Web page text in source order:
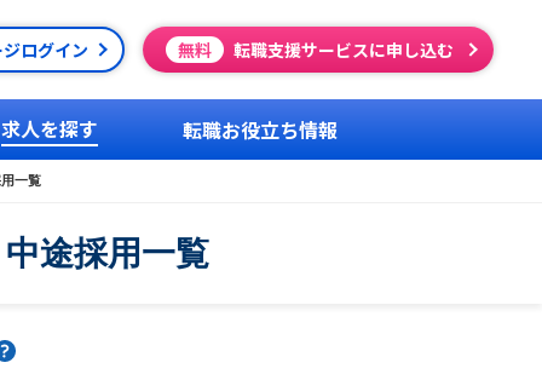
ログイン 無料 転職支援サービスに申し込む
求人を探す 転職お役立ち情報
一覧
途採用一覧